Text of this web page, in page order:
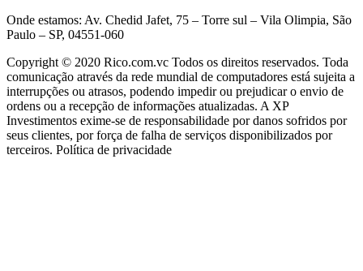
Onde estamos: Av. Chedid Jafet, 75 – Torre sul – Vila Olimpia, São
Paulo – SP, 04551-060
Copyright © 2020 Rico.com.vc Todos os direitos reservados. Toda
comunicação através da rede mundial de computadores está sujeita a
interrupções ou atrasos, podendo impedir ou prejudicar o envio de
ordens ou a recepção de informações atualizadas. A XP
Investimentos exime-se de responsabilidade por danos sofridos por
seus clientes, por força de falha de serviços disponibilizados por
terceiros. Política de privacidade